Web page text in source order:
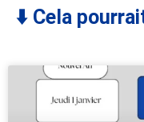
⬇️ Cela